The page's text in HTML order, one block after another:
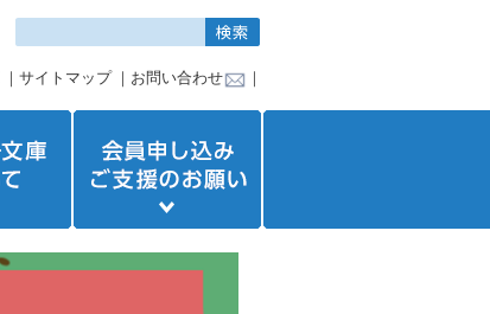
｜ サイトマップ｜ お問い合わせ ｜